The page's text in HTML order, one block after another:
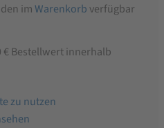
imWarenkorb verfügbar
€ Bestellwert innerhalb
zu nutzen